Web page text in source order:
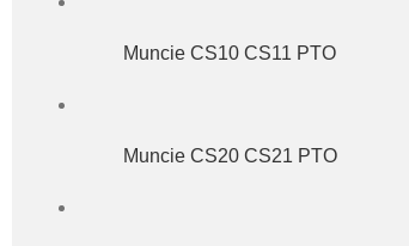
Muncie CS10 CS11 PTO
Muncie CS20 CS21 PTO